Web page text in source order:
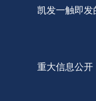
凯发一触即发
重大信息公开